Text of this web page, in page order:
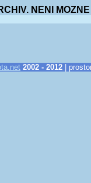
NENI
2002 - 2012 |